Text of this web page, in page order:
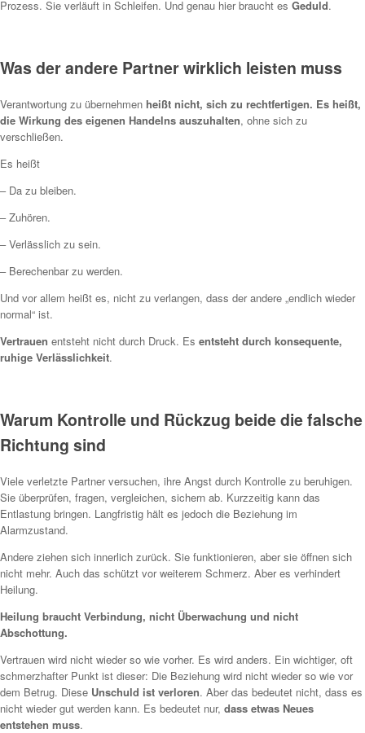
Prozess. Sie verläuft in Schleifen. Und genau hier braucht es Geduld.
Was der andere Partner wirklich leisten muss
Verantwortung zu übernehmen heißt nicht, sich zu rechtfertigen. Es heißt,
die Wirkung des eigenen Handelns auszuhalten, ohne sich zu
verschließen.
Es heißt
– Da zu bleiben.
– Zuhören.
– Verlässlich zu sein.
– Berechenbar zu werden.
Und vor allem heißt es, nicht zu verlangen, dass der andere „endlich wieder
normal“ ist.
Vertrauen entsteht nicht durch Druck. Es entsteht durch konsequente,
ruhige Verlässlichkeit.
Warum Kontrolle und Rückzug beide die falsche
Richtung sind
Viele verletzte Partner versuchen, ihre Angst durch Kontrolle zu beruhigen.
Sie überprüfen, fragen, vergleichen, sichern ab. Kurzzeitig kann das
Entlastung bringen. Langfristig hält es jedoch die Beziehung im
Alarmzustand.
Andere ziehen sich innerlich zurück. Sie funktionieren, aber sie öffnen sich
nicht mehr. Auch das schützt vor weiterem Schmerz. Aber es verhindert
Heilung.
Heilung braucht Verbindung, nicht Überwachung und nicht
Abschottung.
Vertrauen wird nicht wieder so wie vorher. Es wird anders. Ein wichtiger, oft
schmerzhafter Punkt ist dieser: Die Beziehung wird nicht wieder so wie vor
dem Betrug. Diese Unschuld ist verloren. Aber das bedeutet nicht, dass es
nicht wieder gut werden kann. Es bedeutet nur, dass etwas Neues
entstehen muss.